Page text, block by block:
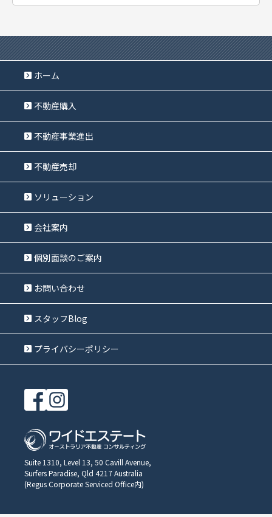
ホーム
不動産購入
不動産事業進出
不動産売却
ソリューション
会社案内
個別面談のご案内
お問い合わせ
スタッフBlog
プライバシーポリシー
Suite 1310, Level 13, 50 Cavill Avenue,
Surfers Paradise, Qld 4217 Australia
(Regus Corporate Serviced Office内)